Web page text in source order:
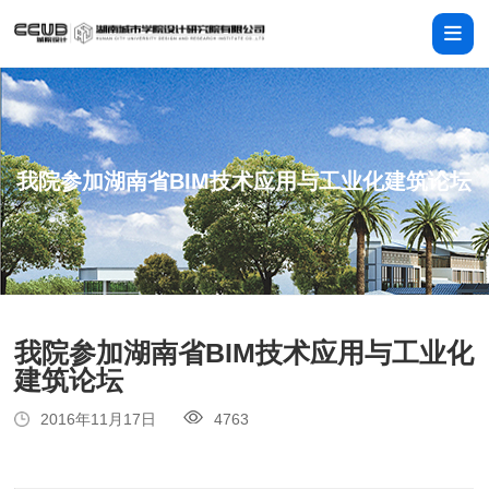
我院参加湖南省BIM技术应用与工业化建筑论坛
我院参加湖南省BIM技术应用与工业化
建筑论坛
2016年11月17日 4763